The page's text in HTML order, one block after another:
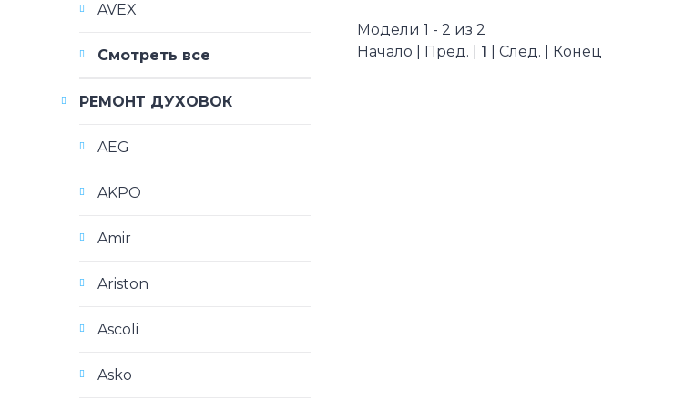
Модели 1 - 2 из 2
Начало | Пред. | 1 | След. | Конец
AVEX
Смотреть все
РЕМОНТ ДУХОВОК
AEG
AKPO
Amir
Ariston
Ascoli
Asko